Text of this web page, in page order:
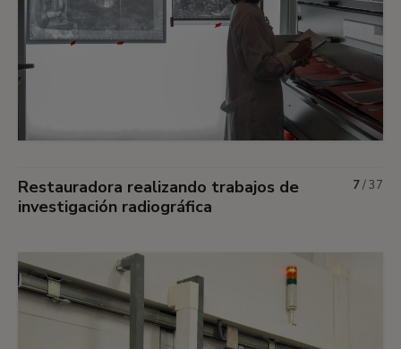
Restauradora realizando trabajos de
investigación radiográfica
7/37